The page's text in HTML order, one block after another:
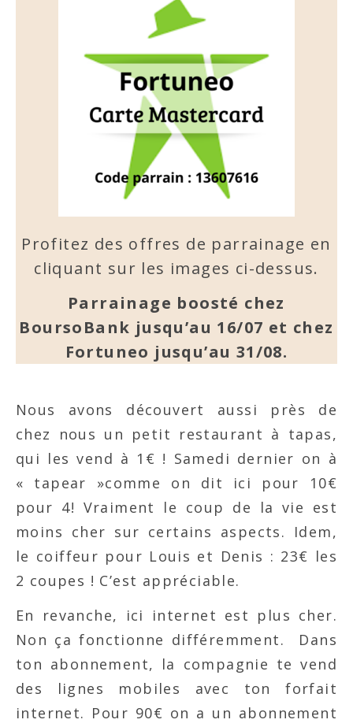
Profitez des offres de parrainage en
cliquant sur les images ci-dessus.
Parrainage boosté chez
BoursoBank jusqu’au 16/07 et chez
Fortuneo jusqu’au 31/08.
Nous avons découvert aussi près de
chez nous un petit restaurant à tapas,
qui les vend à 1€ ! Samedi dernier on à
« tapear »comme on dit ici pour 10€
pour 4! Vraiment le coup de la vie est
moins cher sur certains aspects. Idem,
le coiffeur pour Louis et Denis : 23€ les
2 coupes ! C’est appréciable.
En revanche, ici internet est plus cher.
Non ça fonctionne différemment. Dans
ton abonnement, la compagnie te vend
des lignes mobiles avec ton forfait
internet. Pour 90€ on a un abonnement